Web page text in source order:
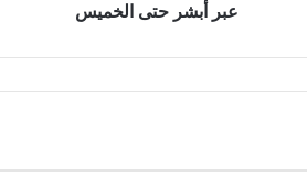
عبر أبشر حتى الخميس